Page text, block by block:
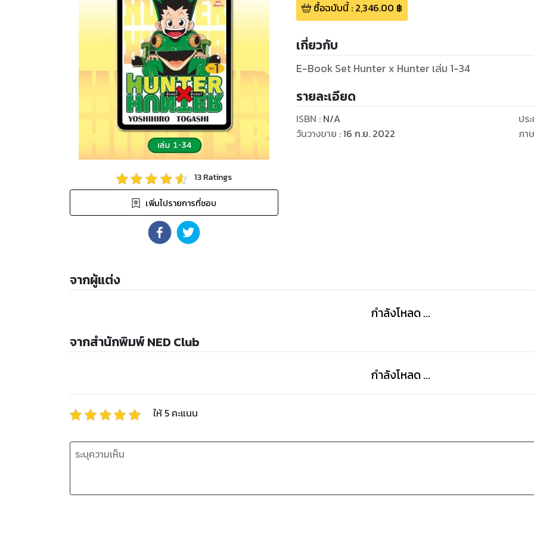
13Ratings
เพิ่มไปรายการที่ชอบ
ซื้อฉบับนี้: 2,346.00 ฿
เกี่ยวกับ
E-Book Set Hunter x Hunter เล่ม 1-34
รายละเอียด
ISBN : N/A
วันวางขาย :16 ก.ย. 2022
ปร
ภา
จากผู้แต่ง
กำลังโหลด ...
จากสำนักพิมพ์ NED Club
กำลังโหลด ...
ให้ 5 คะแนน